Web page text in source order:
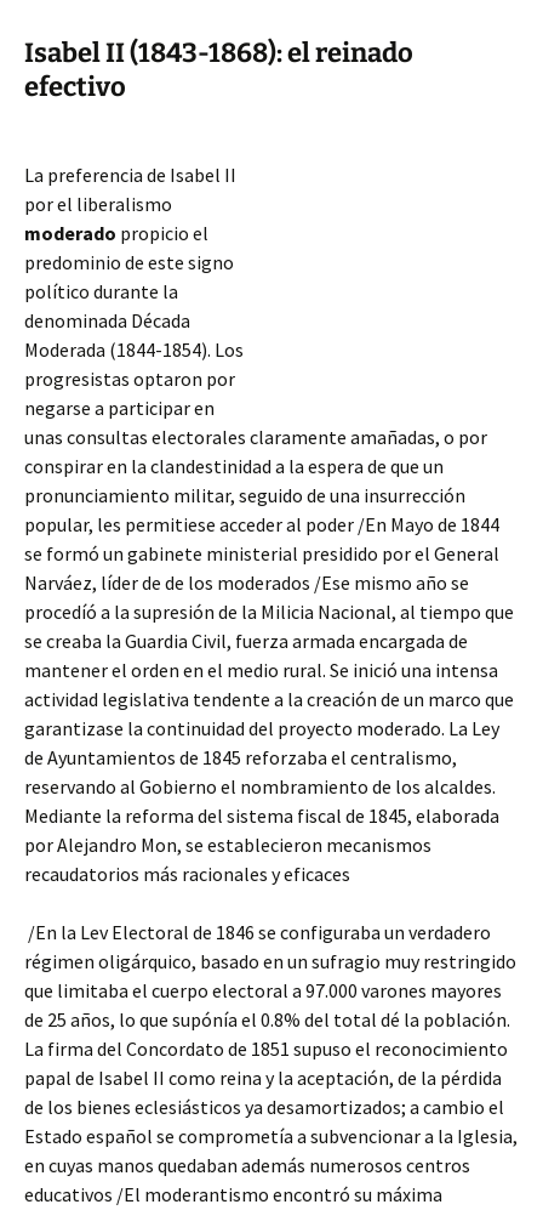
Isabel II (1843-1868): el reinado
efectivo
La preferencia de Isabel II
por el liberalismo
moderado propicio el
predominio de este signo
político durante la
denominada Década
Moderada (1844-1854). Los
progresistas optaron por
negarse a participar en
unas consultas electorales claramente amañadas, o por
conspirar en la clandestinidad a la espera de que un
pronunciamiento militar, seguido de una insurrección
popular, les permitiese acceder al poder /En Mayo de 1844
se formó un gabinete ministerial presidido por el General
Narváez, líder de de los moderados /Ese mismo año se
procedíó a la supresión de la Milicia Nacional, al tiempo que
se creaba la Guardia Civil, fuerza armada encargada de
mantener el orden en el medio rural. Se inició una intensa
actividad legislativa tendente a la creación de un marco que
garantizase la continuidad del proyecto moderado. La Ley
de Ayuntamientos de 1845 reforzaba el centralismo,
reservando al Gobierno el nombramiento de los alcaldes.
Mediante la reforma del sistema fiscal de 1845, elaborada
por Alejandro Mon, se establecieron mecanismos
recaudatorios más racionales y eficaces
/En la Lev Electoral de 1846 se configuraba un verdadero
régimen oligárquico, basado en un sufragio muy restringido
que limitaba el cuerpo electoral a 97.000 varones mayores
de 25 años, lo que supónía el 0.8% del total dé la población.
La firma del Concordato de 1851 supuso el reconocimiento
papal de Isabel II como reina y la aceptación, de la pérdida
de los bienes eclesiásticos ya desamortizados; a cambio el
Estado español se comprometía a subvencionar a la Iglesia,
en cuyas manos quedaban además numerosos centros
educativos /El moderantismo encontró su máxima